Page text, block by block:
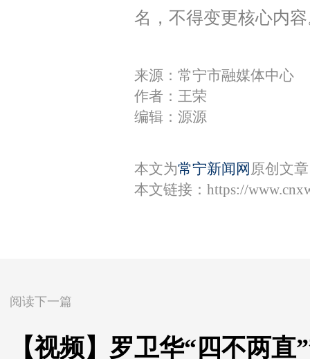
名，不得变更核心内
来源：常宁市融媒体中心
作者：王荣
编辑：源源
本文为常宁新闻网 原创文
本文链接： https://
阅读下一篇
【视频】罗卫华“四不两